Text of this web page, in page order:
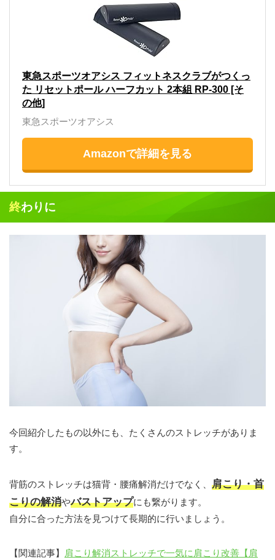
東急スポーツオアシス フィットネスクラブがつくっ
た リセットポール ハーフカット 2本組 RP-300 [そ
の他]
東急スポーツオアシス
Amazonで詳細を見る
終わりに
今回紹介したもの以外にも、たくさんのストレッチがありま
す。
背筋のストレッチは猫背・腰痛解消だけでなく、 肩こり・首
こりの解消やバストアップにも繋がります。
自分に合った方法を見つけて長期的に行いましょう。
【関連記事】
肩こり解消ストレッチで一気に肩こり改善【肩